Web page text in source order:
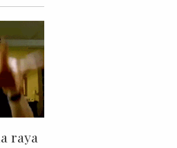
raya